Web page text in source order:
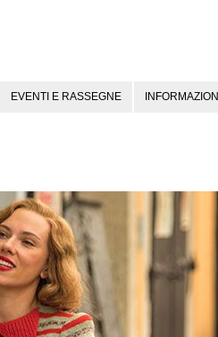
EVENTI E RASSEGNE INFORMAZIONI